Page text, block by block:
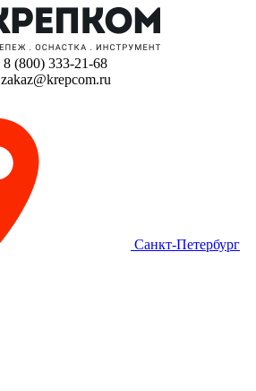
8 (800) 333-21-68
zakaz@krepcom.ru
Санкт-Петербург